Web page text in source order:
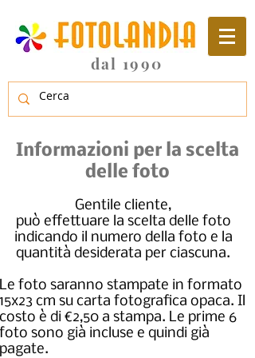
dal 1990
Informazioni per la scelta
delle foto
Gentile cliente,
può effettuare la scelta delle foto
indicando il numero della foto e la
quantità desiderata per ciascuna.
Le foto saranno stampate in formato
15x23 cm su carta fotografica opaca. Il
costo è di €2,50 a stampa. Le prime 6
foto sono già incluse e quindi già
pagate.